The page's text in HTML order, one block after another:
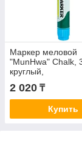
Маркер меловой
"MunHwa" Chalk,
круглый,
, голубой, 1шт/уп
2 020 ₸
Купить